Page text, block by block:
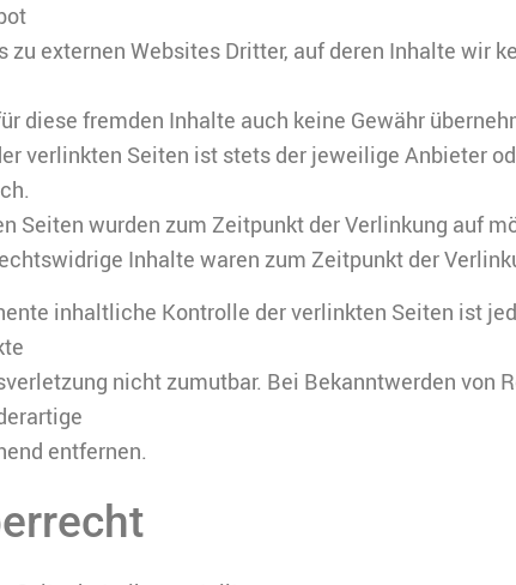
zu externen Websites Dritter, auf deren Inhalte wir
diese fremden Inhalte auch keine Gewähr
verlinkten Seiten ist stets der jeweilige Anbieter
Seiten wurden zum Zeitpunkt der Verlinkung auf
Inhalte waren zum Zeitpunkt der
inhaltliche Kontrolle der verlinkten Seiten ist
nicht zumutbar. Bei Bekanntwerden von
entfernen.